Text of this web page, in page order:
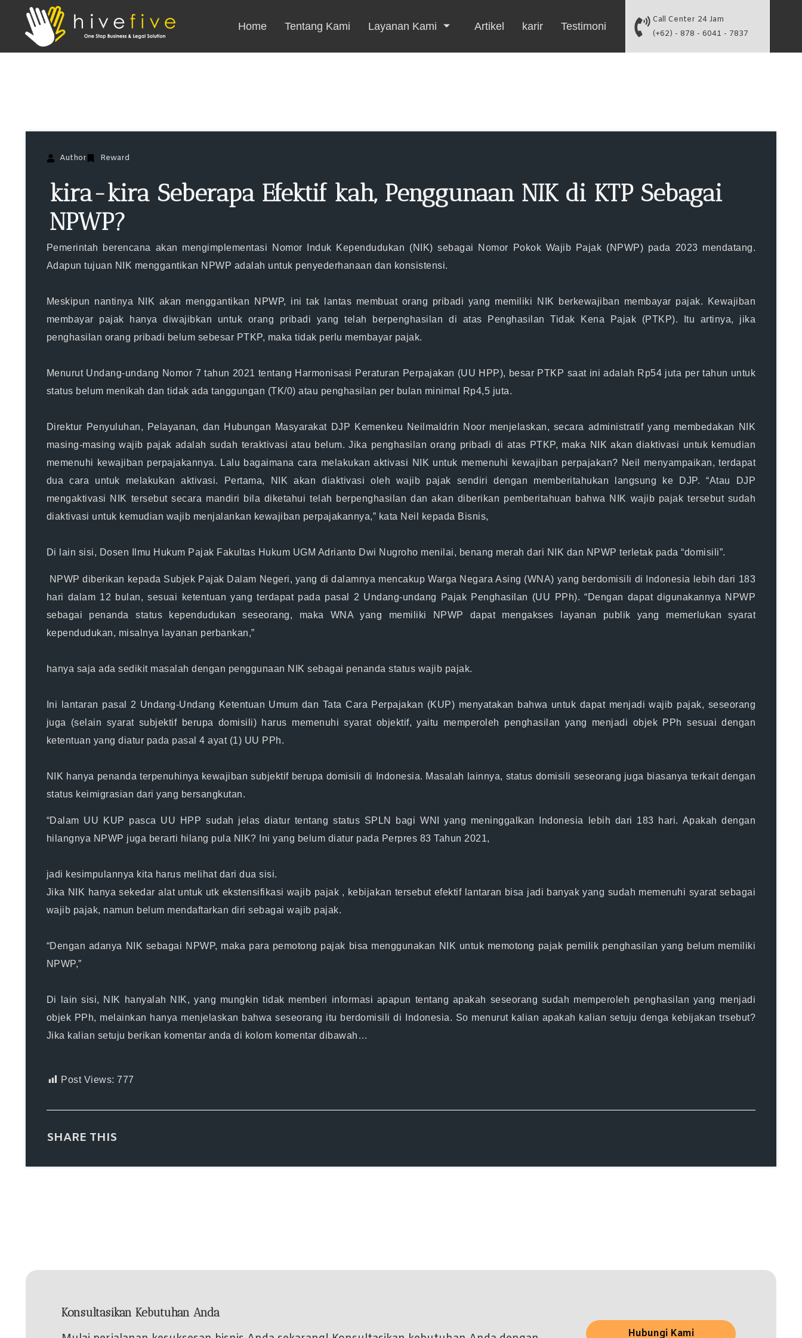
Home Tentang Kami Layanan Kami Artikel karir Testimoni
Call Center 24 Jam
(+62) - 878 - 6041 - 7837
Author Reward
kira-kira Seberapa Efektif kah, Penggunaan NIK di KTP Sebagai
NPWP?
Pemerintah berencana akan mengimplementasi Nomor Induk Kependudukan (NIK) sebagai Nomor Pokok Wajib Pajak (NPWP) pada 2023 mendatang.
Adapun tujuan NIK menggantikan NPWP adalah untuk penyederhanaan dan konsistensi.
Meskipun nantinya NIK akan menggantikan NPWP, ini tak lantas membuat orang pribadi yang memiliki NIK berkewajiban membayar pajak. Kewajiban
membayar pajak hanya diwajibkan untuk orang pribadi yang telah berpenghasilan di atas Penghasilan Tidak Kena Pajak (PTKP). Itu artinya, jika
penghasilan orang pribadi belum sebesar PTKP, maka tidak perlu membayar pajak.
Menurut Undang-undang Nomor 7 tahun 2021 tentang Harmonisasi Peraturan Perpajakan (UU HPP), besar PTKP saat ini adalah Rp54 juta per tahun untuk
status belum menikah dan tidak ada tanggungan (TK/0) atau penghasilan per bulan minimal Rp4,5 juta.
Direktur Penyuluhan, Pelayanan, dan Hubungan Masyarakat DJP Kemenkeu Neilmaldrin Noor menjelaskan, secara administratif yang membedakan NIK
masing-masing wajib pajak adalah sudah teraktivasi atau belum. Jika penghasilan orang pribadi di atas PTKP, maka NIK akan diaktivasi untuk kemudian
memenuhi kewajiban perpajakannya. Lalu bagaimana cara melakukan aktivasi NIK untuk memenuhi kewajiban perpajakan? Neil menyampaikan, terdapat
dua cara untuk melakukan aktivasi. Pertama, NIK akan diaktivasi oleh wajib pajak sendiri dengan memberitahukan langsung ke DJP. “Atau DJP
mengaktivasi NIK tersebut secara mandiri bila diketahui telah berpenghasilan dan akan diberikan pemberitahuan bahwa NIK wajib pajak tersebut sudah
diaktivasi untuk kemudian wajib menjalankan kewajiban perpajakannya,” kata Neil kepada Bisnis,
Di lain sisi, Dosen Ilmu Hukum Pajak Fakultas Hukum UGM Adrianto Dwi Nugroho menilai, benang merah dari NIK dan NPWP terletak pada “domisili”.
NPWP diberikan kepada Subjek Pajak Dalam Negeri, yang di dalamnya mencakup Warga Negara Asing (WNA) yang berdomisili di Indonesia lebih dari 183
hari dalam 12 bulan, sesuai ketentuan yang terdapat pada pasal 2 Undang-undang Pajak Penghasilan (UU PPh). “Dengan dapat digunakannya NPWP
sebagai penanda status kependudukan seseorang, maka WNA yang memiliki NPWP dapat mengakses layanan publik yang memerlukan syarat
kependudukan, misalnya layanan perbankan,”
hanya saja ada sedikit masalah dengan penggunaan NIK sebagai penanda status wajib pajak.
Ini lantaran pasal 2 Undang-Undang Ketentuan Umum dan Tata Cara Perpajakan (KUP) menyatakan bahwa untuk dapat menjadi wajib pajak, seseorang
juga (selain syarat subjektif berupa domisili) harus memenuhi syarat objektif, yaitu memperoleh penghasilan yang menjadi objek PPh sesuai dengan
ketentuan yang diatur pada pasal 4 ayat (1) UU PPh.
NIK hanya penanda terpenuhinya kewajiban subjektif berupa domisili di Indonesia. Masalah lainnya, status domisili seseorang juga biasanya terkait dengan
status keimigrasian dari yang bersangkutan.
“Dalam UU KUP pasca UU HPP sudah jelas diatur tentang status SPLN bagi WNI yang meninggalkan Indonesia lebih dari 183 hari. Apakah dengan
hilangnya NPWP juga berarti hilang pula NIK? Ini yang belum diatur pada Perpres 83 Tahun 2021,
jadi kesimpulannya kita harus melihat dari dua sisi.
Jika NIK hanya sekedar alat untuk utk ekstensifikasi wajib pajak , kebijakan tersebut efektif lantaran bisa jadi banyak yang sudah memenuhi syarat sebagai
wajib pajak, namun belum mendaftarkan diri sebagai wajib pajak.
“Dengan adanya NIK sebagai NPWP, maka para pemotong pajak bisa menggunakan NIK untuk memotong pajak pemilik penghasilan yang belum memiliki
NPWP,”
Di lain sisi, NIK hanyalah NIK, yang mungkin tidak memberi informasi apapun tentang apakah seseorang sudah memperoleh penghasilan yang menjadi
objek PPh, melainkan hanya menjelaskan bahwa seseorang itu berdomisili di Indonesia. So menurut kalian apakah kalian setuju denga kebijakan trsebut?
Jika kalian setuju berikan komentar anda di kolom komentar dibawah…
Post Views: 777
SHARE THIS
Konsultasikan Kebutuhan Anda
Hubungi Kami